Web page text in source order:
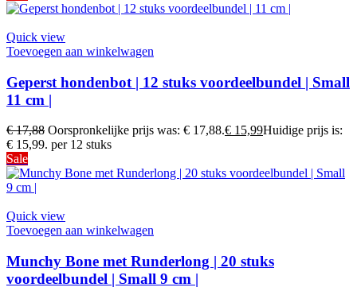
Quick view
Toevoegen aan winkelwagen
Geperst hondenbot | 12 stuks voordeelbundel | Small
11 cm |
€17,88 Oorspronkelijke prijs was: € 17,88.€ 15,99Huidige prijs is:
€ 15,99. per 12 stuks
Sale
Quick view
Toevoegen aan winkelwagen
Munchy Bone met Runderlong | 20 stuks
voordeelbundel | Small 9 cm |